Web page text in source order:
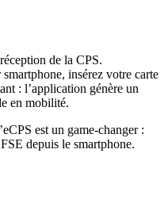
de la CPS.
smartphone, insérez votre carte
: l’application génère un
en mobilité.
est un game-changer :
depuis le smartphone.